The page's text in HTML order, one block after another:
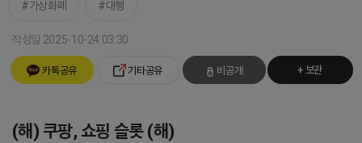
가상화폐 대행
작성일 2025-10-24 03:30
카톡공유 기타공유 비공개 + 보관
(해) 쿠팡, 쇼핑 슬롯 (해)